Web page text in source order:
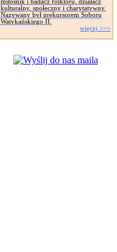
miłośnik i badacz folkloru, działacz
kulturalny, społeczny i charytatywny.
Nazywany był prekursorem Soboru
Watykańskiego II.
więcej >>>